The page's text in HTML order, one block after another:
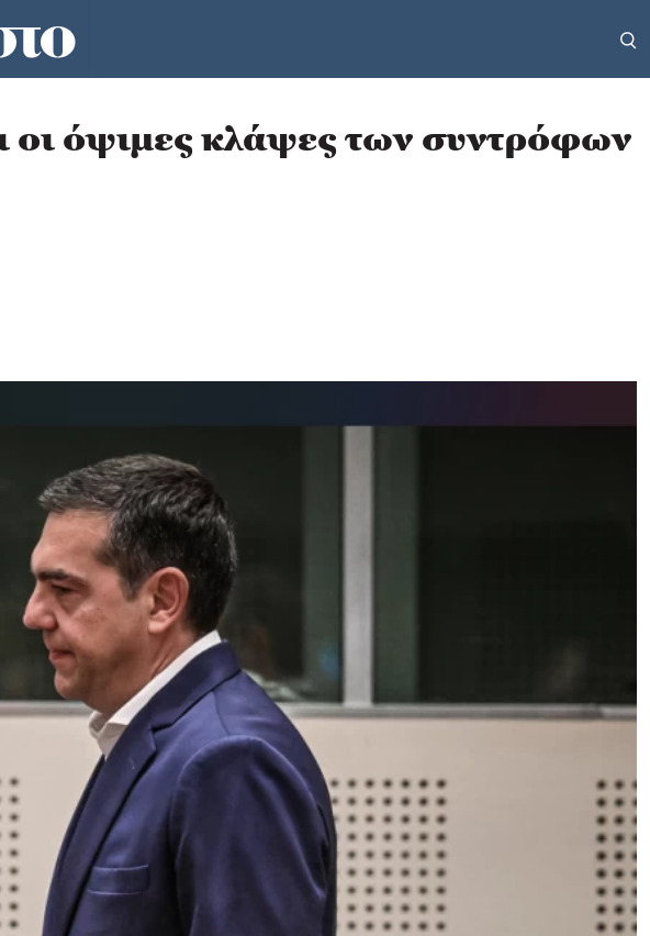
οι όψιμες κλάψες των συντρόφων